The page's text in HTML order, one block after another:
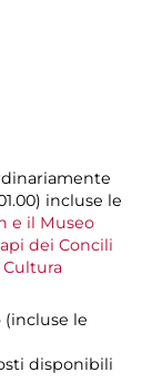
incluse le
e il Museo
dei Concili
Cultura
(incluse le
disponibili